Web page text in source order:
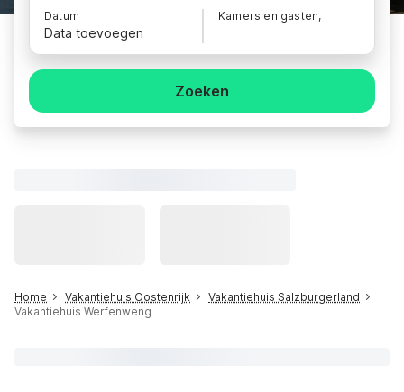
Datum
Data toevoegen
Kamers en gasten,
Zoeken
Home Vakantiehuis Oostenrijk
Vakantiehuis Salzburgerland
Vakantiehuis Werfenweng